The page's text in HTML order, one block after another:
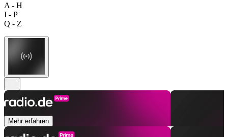
A - H
I - P
Q - Z
Mehr erfahren